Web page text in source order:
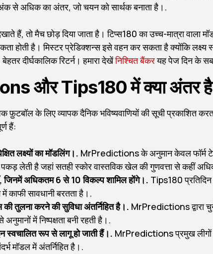
से अधिक का अंतर, जो चयन को सार्थक बनाता है।.
हैं, तो मैच छोड़ दिया जाता है। टिप्स180 का उच्च-मात्रा
होती है। मिस्टर प्रेडिक्शन्स इसे वहन कर सकता है क्योंकि
दीर्घकालिक रिटर्न। हमारा देखेंनिश्चित बैंकरयह पेज दिन के
और Tips180 में क्या अंतर है:
फ़ुटबॉल के लिए व्यापक दैनिक भविष्यवाणियों की सूची
हैं:
लक्ष्यों का मॉडलिंग।. MrPredictions के अनुमान केवल फॉर्म
पकड़ लेती है जहां सतही स्कोर वास्तविक खेल की गुणवत्ता से कहीं
जिनमें अधिकतम 6 से 10 विकल्प शामिल होंगे।. Tips180
काफी सावधानी बरतता है।.
तुलना करने की सुविधा अंतर्निहित है।. MrPredictions द्वारा
अनुमानों में निष्पक्षता बनी रहती है।.
स्वचालित रूप से लागू हो जाती हैं।. MrPredictions प्रमुख
मॉडल में अंतर्निहित है।.